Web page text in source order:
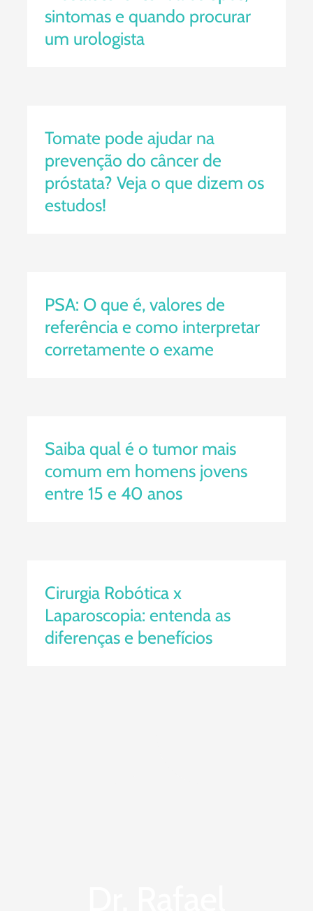
sintomas e quando procurar
um urologista
Veja o que dizem os estudos!
Tomate pode ajudar na
prevenção do câncer de
próstata? Veja o que dizem os
estudos!
corretamente o exame
PSA: O que é, valores de
referência e como interpretar
corretamente o exame
15 e 40 anos
Saiba qual é o tumor mais
comum em homens jovens
entre 15 e 40 anos
benefícios
Cirurgia Robótica x
Laparoscopia: entenda as
diferenças e benefícios